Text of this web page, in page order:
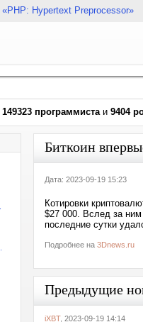
«PHP: Hypertext Preprocessor»
149323 программистаи 9404
Биткоин
Дата: 2023-09-19 15:23
Котировки
$27 000. Вслед за
последние сутки
Подробнее на 3Dnews.ru
Предыдущие
iXBT, 2023-09-19 14:14